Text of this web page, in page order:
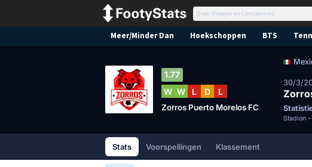
Meer/Minder Dan Hoekschoppen BTS
30/3/
Stadion -
1.77
W W L D L
Zorros Puerto Morelos FC
Stats Voorspellingen Klassement